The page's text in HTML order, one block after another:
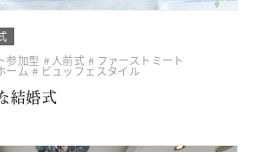
参加型 人前式 ファーストミート
ーム
ビュッフェスタイル
結婚式